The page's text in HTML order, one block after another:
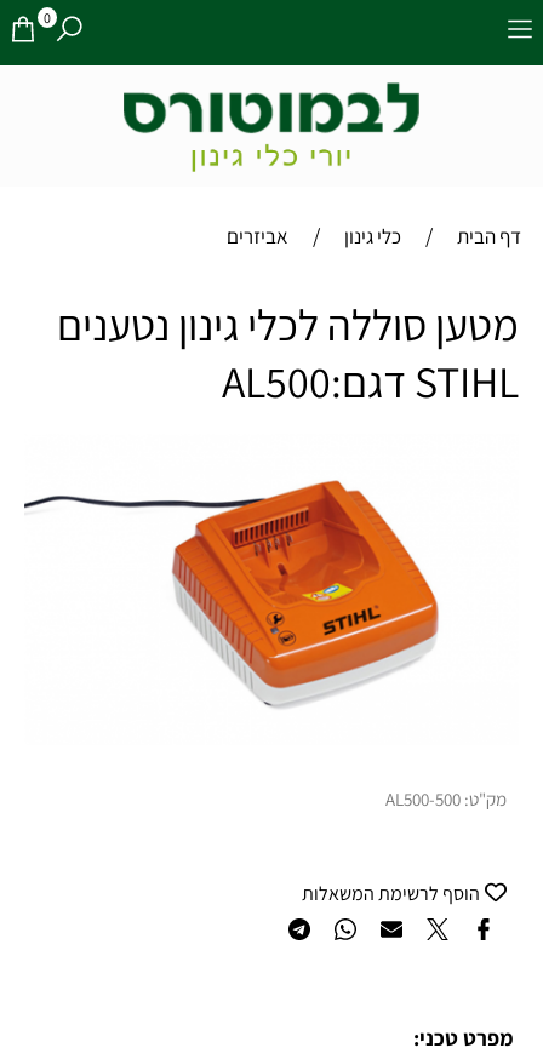
0
דף הבית / כלי גינון / אביזרים
מטען סוללה לכלי גינון נטענים
STIHL דגם:AL500
מק"ט: AL500-500
הוסף לרשימת המשאלות
מפרט טכני: